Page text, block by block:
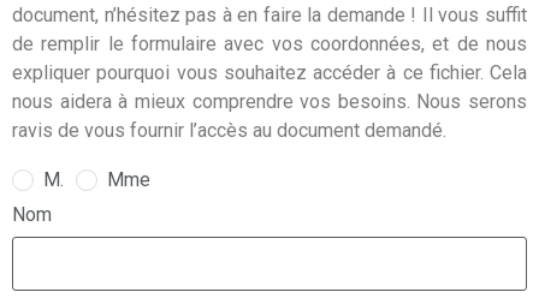
document, n’hésitez pas à en faire la demande ! Il vous suffit
de remplir le formulaire avec vos coordonnées, et de nous
expliquer pourquoi vous souhaitez accéder à ce fichier. Cela
nous aidera à mieux comprendre vos besoins. Nous serons
ravis de vous fournir l’accès au document demandé.
M.
Mme
Nom